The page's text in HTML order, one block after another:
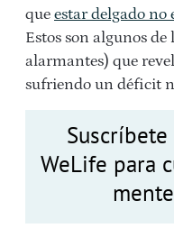
que estar delgado no
Estos son algunos
alarmantes) que
sufriendo un déficit
WeLife para